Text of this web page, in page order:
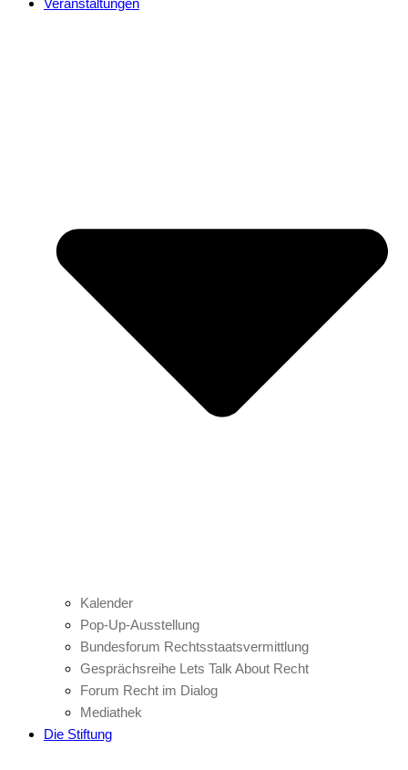
Veranstaltungen
Kalender
Pop-Up-Ausstellung
Bundesforum Rechtsstaatsvermittlung
Gesprächsreihe Lets Talk About Recht
Forum Recht im Dialog
Mediathek
Die Stiftung